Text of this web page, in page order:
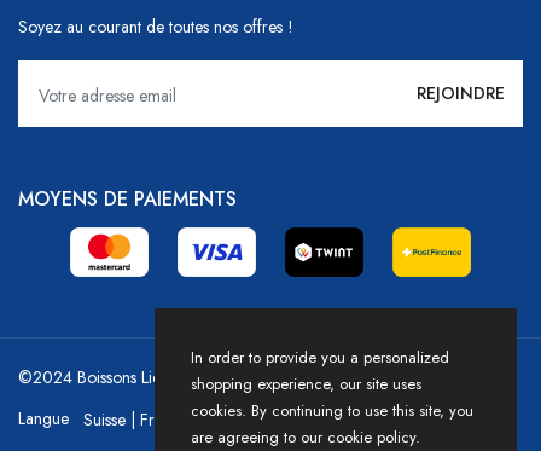
Soyez au courant de toutes nos offres !
MOYENS DE PAIEMENTS
©2024 Boissons Liechti - GoDrink Group / Powered by HICASS
Langue
In order to provide you a personalized
shopping experience, our site uses
cookies. By continuing to use this site, you
are agreeing to our cookie policy.